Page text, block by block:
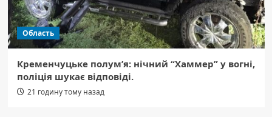
Область
Кременчуцьке полум’я: нічний “Хаммер” у вогні,
поліція шукає відповіді.
21 годину тому назад